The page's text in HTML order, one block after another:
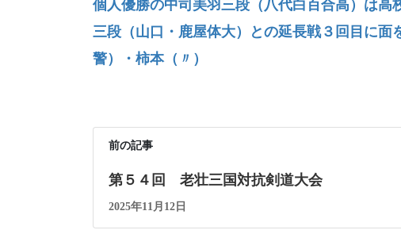
個人優勝の中司美羽三段（八代白百合高）は
三段（山口・鹿屋体大）との延長戦３回目に
警）・柿本（〃）
前の記事
第５４回 老壮三国対抗剣道大会
2025年11月12日